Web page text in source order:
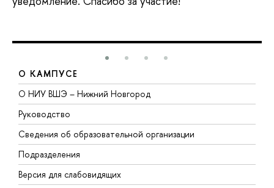
О КАМПУСЕ
О НИУ ВШЭ – Нижний Новгород
Руководство
Сведения об образовательной организации
Подразделения
Версия для слабовидящих